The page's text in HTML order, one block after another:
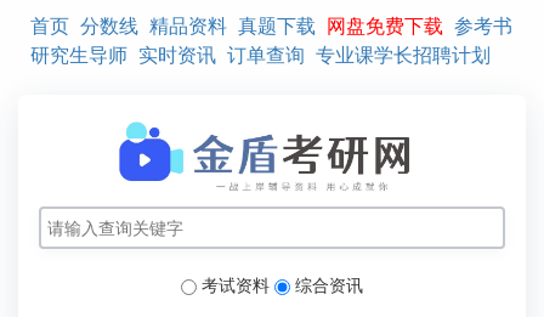
首页 分数线 精品资料 真题下载 网盘免费下载 参考书
研究生导师 实时资讯 订单查询 专业课学长招聘计划
考试资料 综合资讯